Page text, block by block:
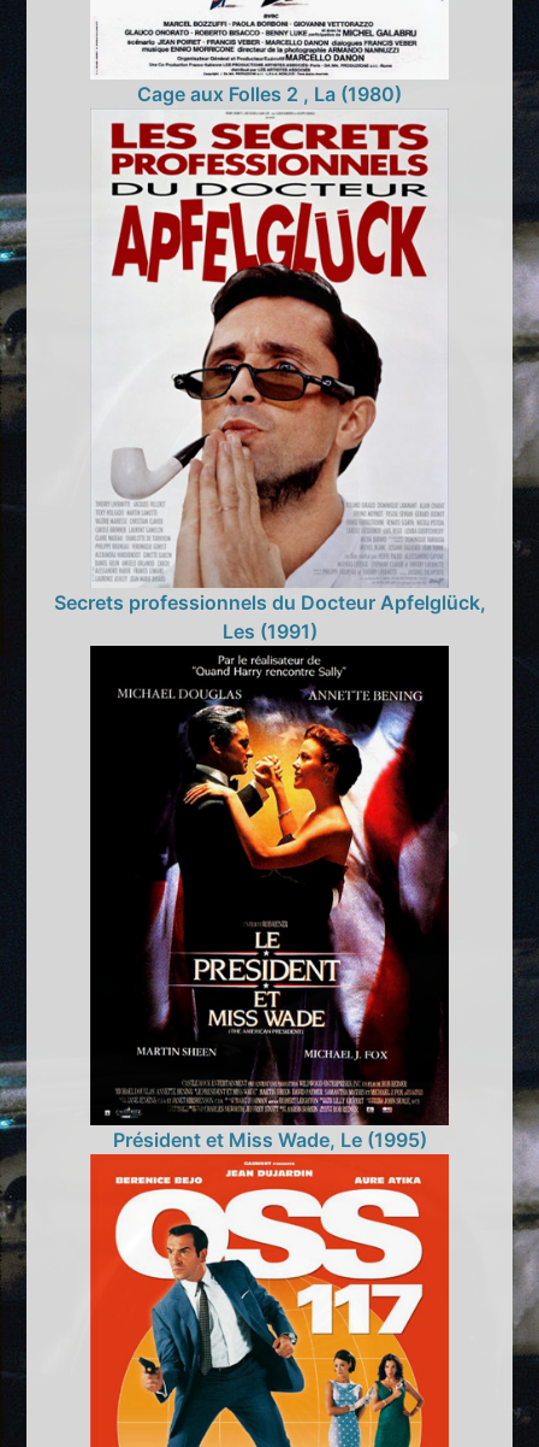
Cage aux Folles 2 , La (1980)
Secrets professionnels du Docteur Apfelglück,
Les (1991)
Président et Miss Wade, Le (1995)